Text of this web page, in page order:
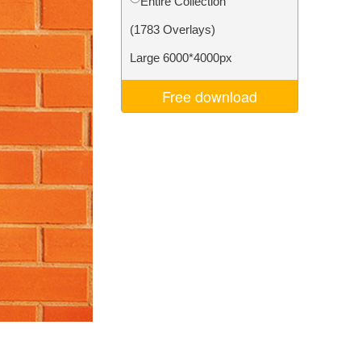
(1783 Overlays)
Large 6000*4000px
Free download